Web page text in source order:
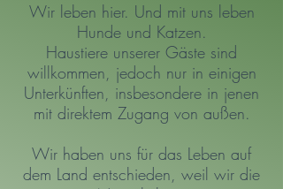
Wir leben hier. Und mit uns leben
Hunde und Katzen.
Haustiere unserer Gäste sind
willkommen, jedoch nur in einigen
Unterkünften, insbesondere in jenen
mit direktem Zugang von außen.
Wir haben uns für das Leben auf
dem Land entschieden, weil wir die